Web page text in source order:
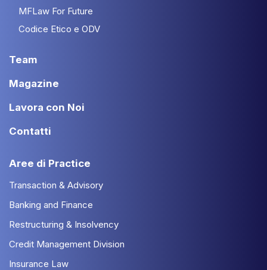
MFLaw For Future
Codice Etico e ODV
Team
Magazine
Lavora con Noi
Contatti
Aree di Practice
Transaction & Advisory
Banking and Finance
Restructuring & Insolvency
Credit Management Division
Insurance Law